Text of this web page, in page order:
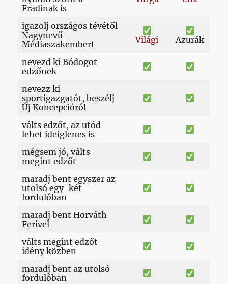
Fradinak is
igazolj országos tévétől
Nagynevű
Médiaszakembert
Világi Azurák
nevezd ki Bódogot
edzőnek
nevezz ki
sportigazgatót, beszélj
Új Koncepcióról
válts edzőt, az utód
lehet ideiglenes is
mégsem jó, válts
megint edzőt
maradj bent egyszer az
utolsó egy-két
fordulóban
maradj bent Horváth
Ferivel
válts megint edzőt
idény közben
maradj bent az utolsó
fordulóban